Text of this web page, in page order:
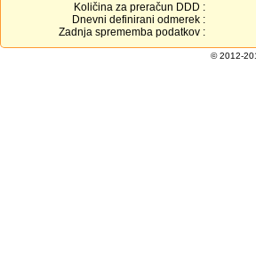
Količina za preračun DDD :
Dnevni definirani odmerek :
Zadnja sprememba podatkov :
© 2012-